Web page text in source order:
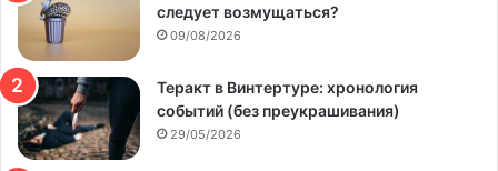
следует возмущаться?
09/08/2026
Теракт в Винтертуре: хронология
событий (без преукрашивания)
29/05/2026